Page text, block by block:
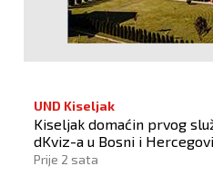
UND Kiseljak
Kiseljak domaćin prvog
dKviz-a u Bosni i
Prije 2 sata